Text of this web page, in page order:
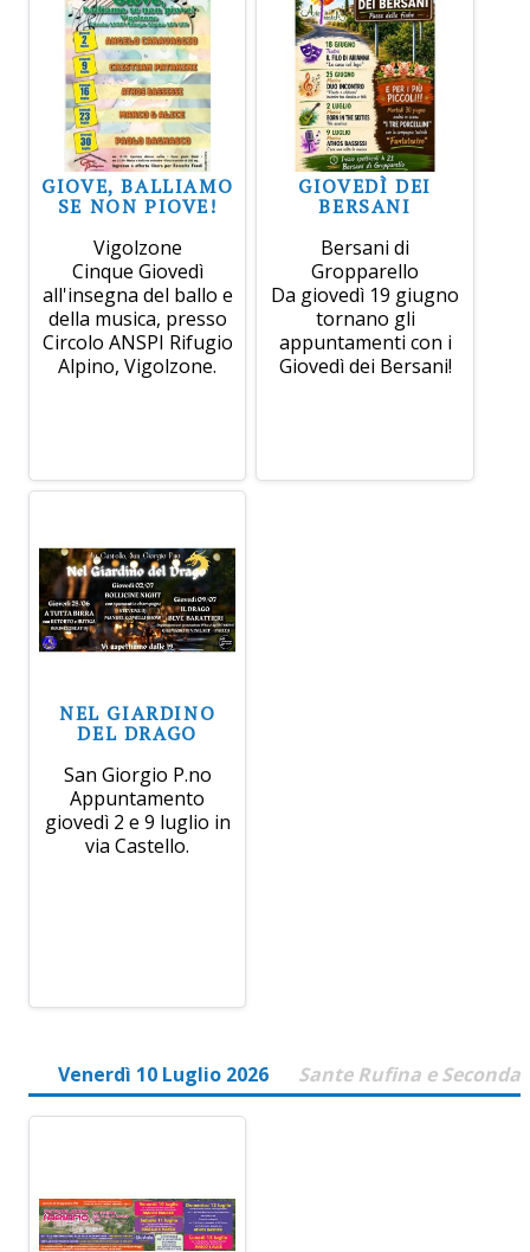
GIOVE, BALLIAMO
SE NON PIOVE!
Vigolzone
Cinque Giovedì
all'insegna del ballo e
della musica, presso
Circolo ANSPI Rifugio
Alpino, Vigolzone.
GIOVEDÌ DEI
BERSANI
Bersani di
Gropparello
Da giovedì 19 giugno
tornano gli
appuntamenti con i
Giovedì dei Bersani!
NEL GIARDINO
DEL DRAGO
San Giorgio P.no
Appuntamento
giovedì 2 e 9 luglio in
via Castello.
Venerdì 10 Luglio 2026 Sante Rufina e Seconda